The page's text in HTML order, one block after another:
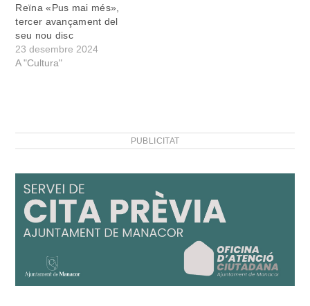
Reïna «Pus mai més»,
tercer avançament del
seu nou disc
23 desembre 2024
A "Cultura"
PUBLICITAT